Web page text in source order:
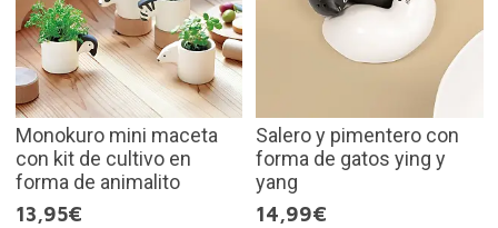
Monokuro mini maceta
con kit de cultivo en
forma de animalito
13,95€
Salero y pimentero con
forma de gatos ying y
yang
14,99€